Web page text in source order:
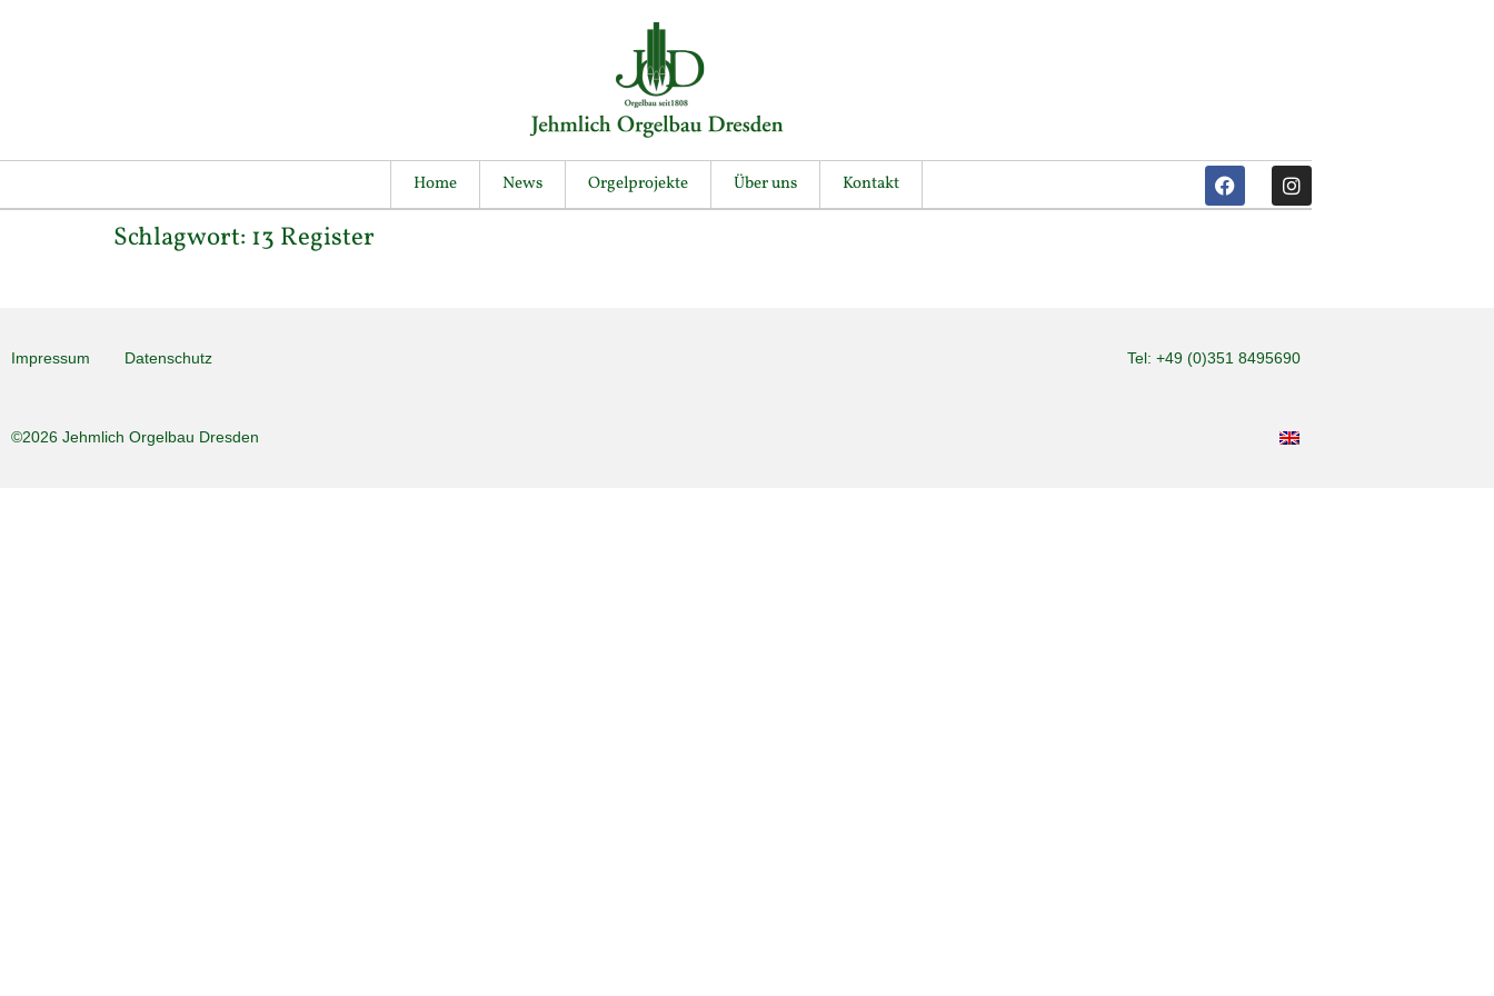
Home News Orgelprojekte Über uns Kontakt
Schlagwort: 13 Register
Impressum Datenschutz Tel: +49 (0)351 8495690
©2026 Jehmlich Orgelbau Dresden